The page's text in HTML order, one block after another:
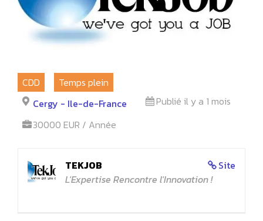
CDD
Temps plein
Cergy - Ile-de-France
Publié il y a 1 mois
30000 EUR / Année
Site
TEKJOB
L'Expertise Rencontre l'Innovation !